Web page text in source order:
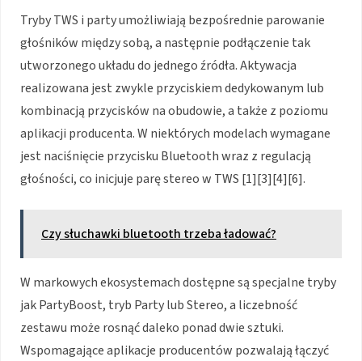
Tryby TWS i party umożliwiają bezpośrednie parowanie
głośników między sobą, a następnie podłączenie tak
utworzonego układu do jednego źródła. Aktywacja
realizowana jest zwykle przyciskiem dedykowanym lub
kombinacją przycisków na obudowie, a także z poziomu
aplikacji producenta. W niektórych modelach wymagane
jest naciśnięcie przycisku Bluetooth wraz z regulacją
głośności, co inicjuje parę stereo w TWS [1][3][4][6].
Czy słuchawki bluetooth trzeba ładować?
W markowych ekosystemach dostępne są specjalne tryby
jak PartyBoost, tryb Party lub Stereo, a liczebność
zestawu może rosnąć daleko ponad dwie sztuki.
Wspomagające aplikacje producentów pozwalają łączyć